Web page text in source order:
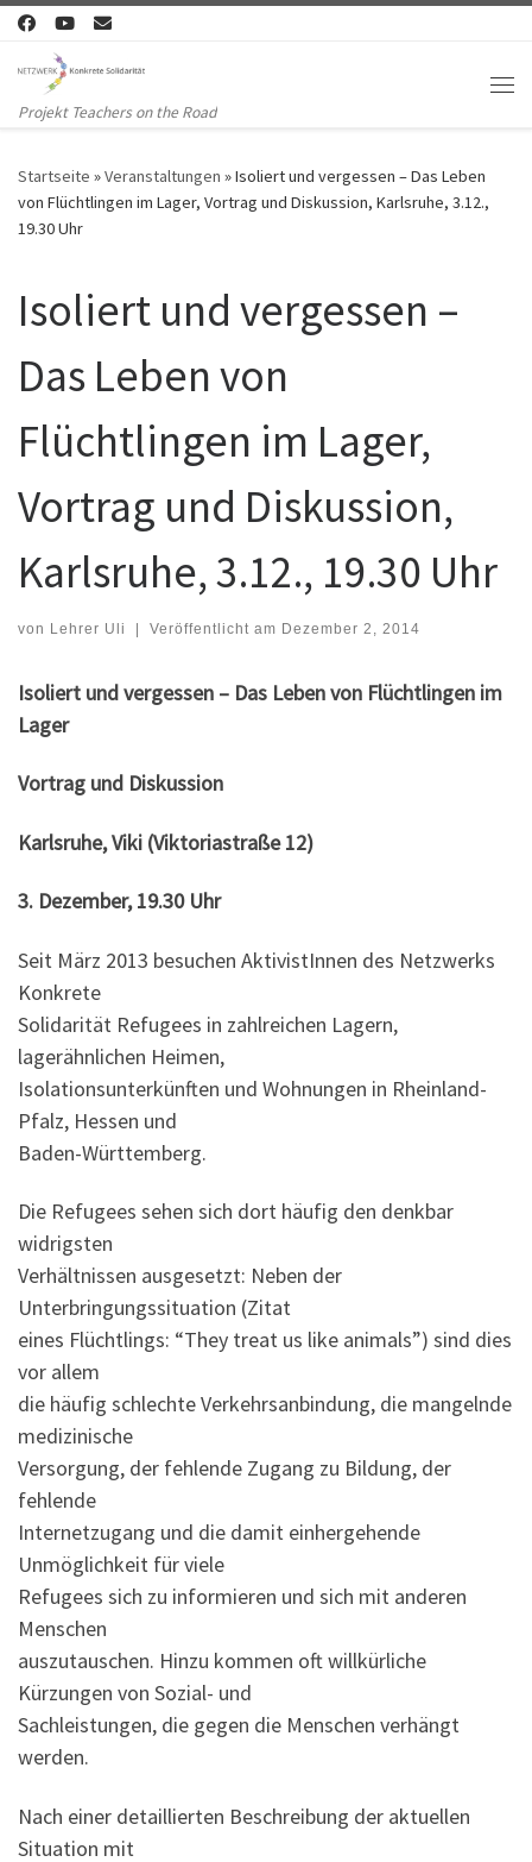
Zum Inhalt springen
Projekt Teachers on the Road
Startseite »Veranstaltungen »Isoliert und vergessen – Das Leben
von Flüchtlingen im Lager, Vortrag und Diskussion, Karlsruhe, 3.12.,
19.30 Uhr
Isoliert und vergessen –
Das Leben von
Flüchtlingen im Lager,
Vortrag und Diskussion,
Karlsruhe, 3.12., 19.30 Uhr
von Lehrer Uli | Veröffentlicht am Dezember 2, 2014
Isoliert und vergessen – Das Leben von Flüchtlingen im
Lager
Vortrag und Diskussion
Karlsruhe, Viki (Viktoriastraße 12)
3. Dezember, 19.30 Uhr
Seit März 2013 besuchen AktivistInnen des Netzwerks
Konkrete
Solidarität Refugees in zahlreichen Lagern,
lagerähnlichen Heimen,
Isolationsunterkünften und Wohnungen in Rheinland-
Pfalz, Hessen und
Baden-Württemberg.
Die Refugees sehen sich dort häufig den denkbar
widrigsten
Verhältnissen ausgesetzt: Neben der
Unterbringungssituation (Zitat
eines Flüchtlings: “They treat us like animals”) sind dies
vor allem
die häufig schlechte Verkehrsanbindung, die mangelnde
medizinische
Versorgung, der fehlende Zugang zu Bildung, der
fehlende
Internetzugang und die damit einhergehende
Unmöglichkeit für viele
Refugees sich zu informieren und sich mit anderen
Menschen
auszutauschen. Hinzu kommen oft willkürliche
Kürzungen von Sozial- und
Sachleistungen, die gegen die Menschen verhängt
werden.
Nach einer detaillierten Beschreibung der aktuellen
Situation mit